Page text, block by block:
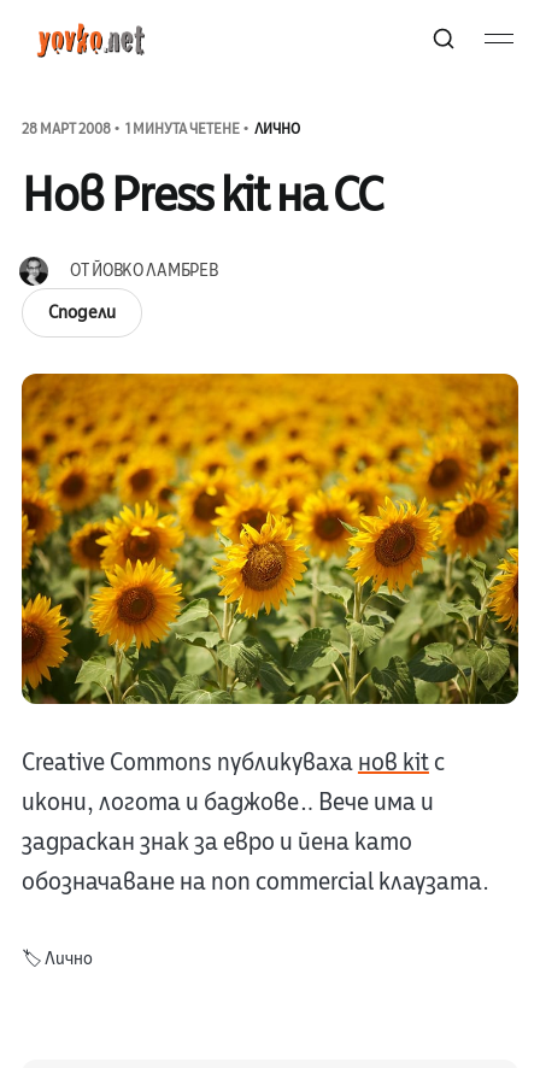
28 МАРТ 2008 1 МИНУТА ЧЕТЕНЕ ЛИЧНО
Нов Press kit на CC
ОТЙОВКО ЛАМБРЕВ
Сподели
Creative Commons публикуваханов kitс
икони, логота и баджове… Вече има и
задраскан знак за евро и йена като
обозначаване на non commercial клаузата.
🏷️Лично